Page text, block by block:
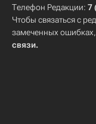
Телефон Редакции: 7
Чтобы связаться с
замеченных ошибках,
связи.